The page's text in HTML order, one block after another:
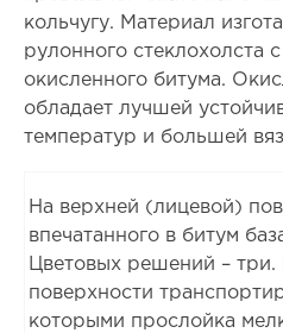
кольчугу. Материал
рулонного стеклохолста
окисленного битума.
обладает лучшей
температур и большей
На верхней (лицевой)
впечатанного в битум
Цветовых решений –
поверхности
которыми прослойка